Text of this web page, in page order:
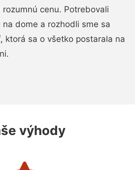
cenu. Potrebovali
dome a rozhodli sme sa
ktorá sa o všetko postarala na
výhody